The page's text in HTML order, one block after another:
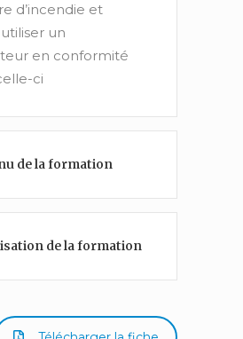
d’incendie et
un
en conformité
ci
de la formation
de la formation